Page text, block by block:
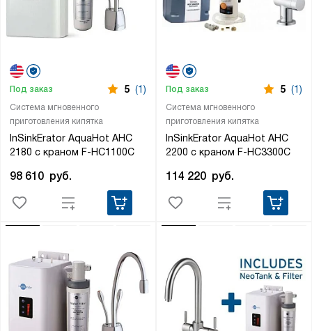
Система мгновенного
приготовления кипятка
InSinkErator AquaHot AHC
2180 с краном F-HC1100C
Под заказ 5 (1)
98 610 руб.
Система мгновенного
приготовления кипятка
InSinkErator AquaHot AHC
2200 с краном F-HC3300C
Под заказ 5 (1)
114 220 руб.